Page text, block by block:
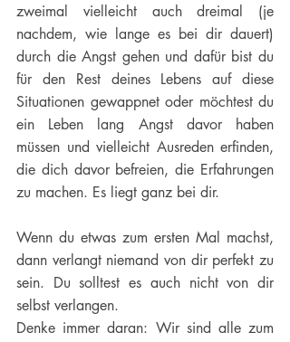
zweimal vielleicht auch dreimal (je
nachdem, wie lange es bei dir dauert)
durch die Angst gehen und dafür bist du
für den Rest deines Lebens auf diese
Situationen gewappnet oder möchtest du
ein Leben lang Angst davor haben
müssen und vielleicht Ausreden erfinden,
die dich davor befreien, die Erfahrungen
zu machen. Es liegt ganz bei dir.
Wenn du etwas zum ersten Mal machst,
dann verlangt niemand von dir perfekt zu
sein. Du solltest es auch nicht von dir
selbst verlangen.
Denke immer daran: Wir sind alle zum